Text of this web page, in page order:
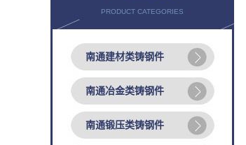
PRODUCT CATEGORIES
南通建材类铸钢件
南通冶金类铸钢件
南通锻压类铸钢件